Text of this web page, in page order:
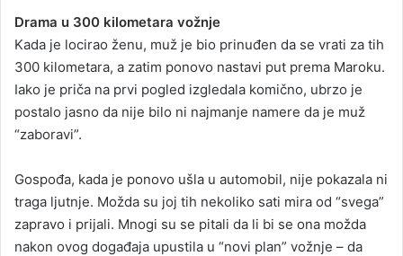
Drama u 300 kilometara vožnje
Kada je locirao ženu, muž je bio prinuđen da se vrati za tih
300 kilometara, a zatim ponovo nastavi put prema Maroku.
Iako je priča na prvi pogled izgledala komično, ubrzo je
postalo jasno da nije bilo ni najmanje namere da je muž
“zaboravi”.
Gospođa, kada je ponovo ušla u automobil, nije pokazala ni
traga ljutnje. Možda su joj tih nekoliko sati mira od “svega”
zapravo i prijali. Mnogi su se pitali da li bi se ona možda
nakon ovog događaja upustila u “novi plan” vožnje – da